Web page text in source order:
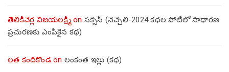
తెలికిచెర్ల విజయలక్ష్మిon సక్సెస్ (నెచ్చెలి-2024 కథల పోటీలో సాధారణ
ప్రచురణకు ఎంపికైన కథ)
లత కందికొండon లంకంత ఇల్లు (కథ)